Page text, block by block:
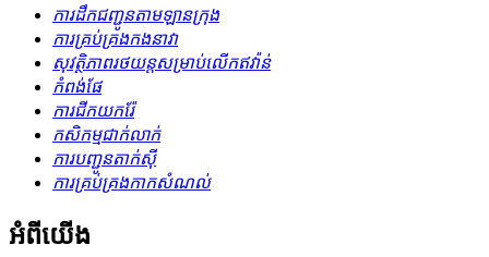
ការដឹកជញ្ជូនតាមឡានក្រុង
ការគ្រប់គ្រងកងនាវា
សុវត្ថិភាពរថយន្តសម្រាប់លើកឥវ៉ាន់
កំពង់ផែ
ការជីកយករ៉ែ
កសិកម្ម​ជាក់លាក់
ការបញ្ជូនតាក់ស៊ី
ការគ្រប់គ្រងកាកសំណល់
អំពីយើង